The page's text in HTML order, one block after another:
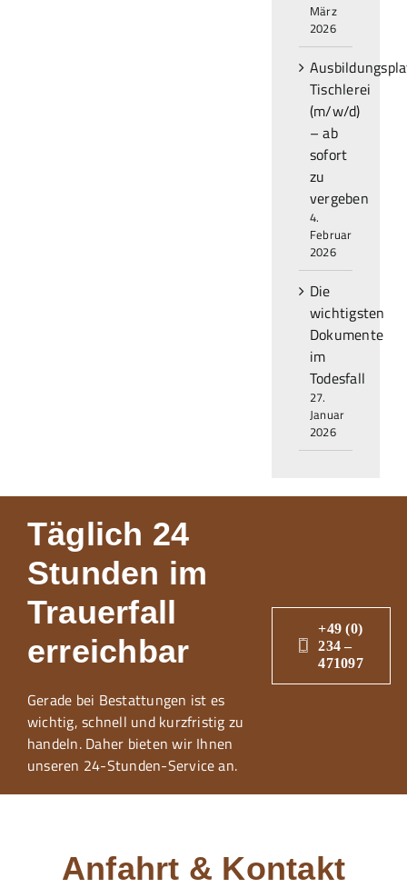
März
2026
Tischlerei
(m/w/d)
– ab
sofort
zu
vergeben
4.
Februar
2026
Die
wichtigsten
Dokumente
im
Todesfall
27.
Januar
2026
Täglich 24
Stunden im
Trauerfall
erreichbar
Gerade bei Bestattungen ist es
wichtig, schnell und kurzfristig zu
handeln. Daher bieten wir Ihnen
unseren 24-Stunden-Service an.
+49 (0)
234 –
471097
Anfahrt & Kontakt